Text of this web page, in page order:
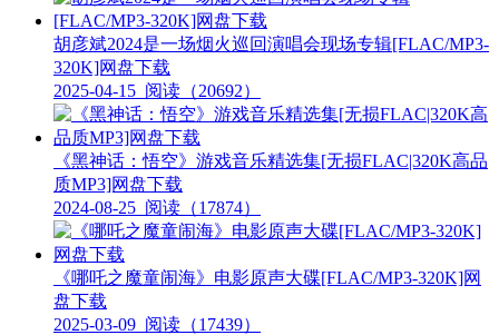
胡彦斌2024是一场烟火巡回演唱会现场专辑[FLAC/MP3-
320K]网盘下载
2025-04-15 阅读（20692）
《黑神话：悟空》游戏音乐精选集[无损FLAC|320K高品
质MP3]网盘下载
2024-08-25 阅读（17874）
《哪吒之魔童闹海》电影原声大碟[FLAC/MP3-320K]网
盘下载
2025-03-09 阅读（17439）